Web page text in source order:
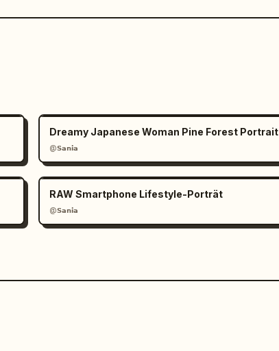
Dreamy Japanese Woman Pine Forest Portrait
@𝗦𝗮𝗻𝗶𝗮
RAW Smartphone Lifestyle-Porträt
@𝗦𝗮𝗻𝗶𝗮